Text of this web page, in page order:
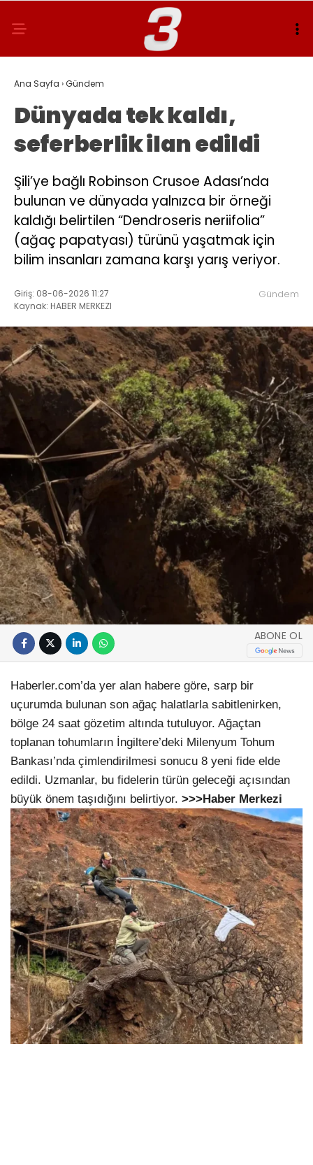
Ana Sayfa ›Gündem
Dünyada tek kaldı,
seferberlik ilan edildi
Şili’ye bağlı Robinson Crusoe Adası’nda
bulunan ve dünyada yalnızca bir örneği
kaldığı belirtilen “Dendroseris neriifolia”
(ağaç papatyası) türünü yaşatmak için
bilim insanları zamana karşı yarış veriyor.
Giriş: 08-06-2026 11:27
Kaynak: HABER MERKEZI
Gündem
ABONE OL
Haberler.com’da yer alan habere göre, sarp bir
uçurumda bulunan son ağaç halatlarla sabitlenirken,
bölge 24 saat gözetim altında tutuluyor. Ağaçtan
toplanan tohumların İngiltere’deki Milenyum Tohum
Bankası’nda çimlendirilmesi sonucu 8 yeni fide elde
edildi. Uzmanlar, bu fidelerin türün geleceği açısından
büyük önem taşıdığını belirtiyor. >>>Haber Merkezi